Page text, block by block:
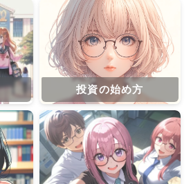
投資の始め方